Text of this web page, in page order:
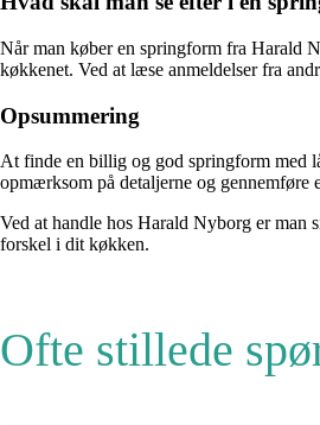
Når man køber en springform fra Harald
køkkenet. Ved at læse anmeldelser fra
Opsummering
At finde en billig og god springform med
opmærksom på detaljerne og gennemføre
Ved at handle hos Harald Nyborg er man
forskel i dit køkken.
Ofte stillede